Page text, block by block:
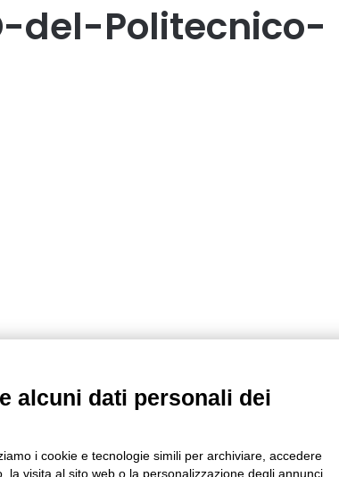
del-Politecnico-
alcuni dati personali dei
i cookie e tecnologie simili per archiviare, accedere
visita al sito web o la personalizzazione degli annunci.